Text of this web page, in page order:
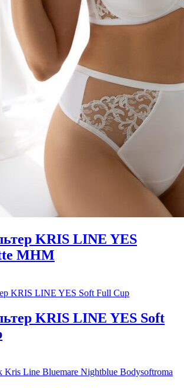
KRIS LINE YES
MHM
KRIS LINE YES Soft